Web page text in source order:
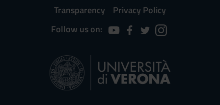
Transparency
Privacy Policy
Follow us on: